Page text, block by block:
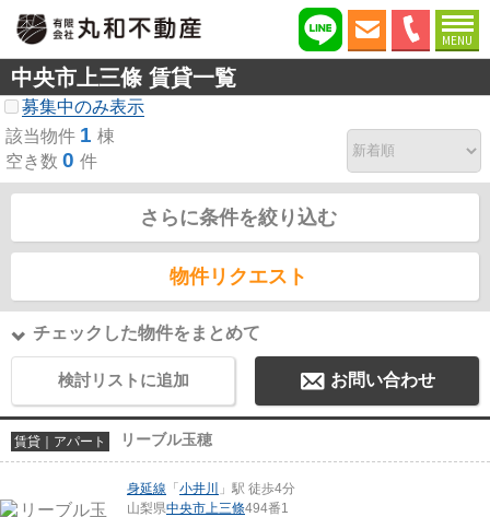
MENU
中央市上三條 賃貸一覧
募集中のみ表示
該当物件 1 棟
空き数 0 件
さらに条件を絞り込む
物件リクエスト
チェックした物件をまとめて
検討リストに追加 お問い合わせ
賃貸｜アパート リーブル玉穂
身延線 「 小井川
」駅 徒歩4分
山梨県中央市上三條494番1